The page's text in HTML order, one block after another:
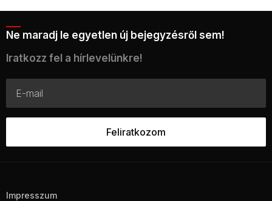
Ne maradj le egyetlen új bejegyzésről sem!
Iratkozz fel a hírlevelünkre!
Impresszum